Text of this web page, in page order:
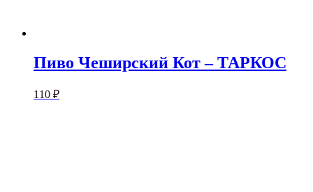
Пиво Чеширский Кот – ТАРКОС
110 ₽